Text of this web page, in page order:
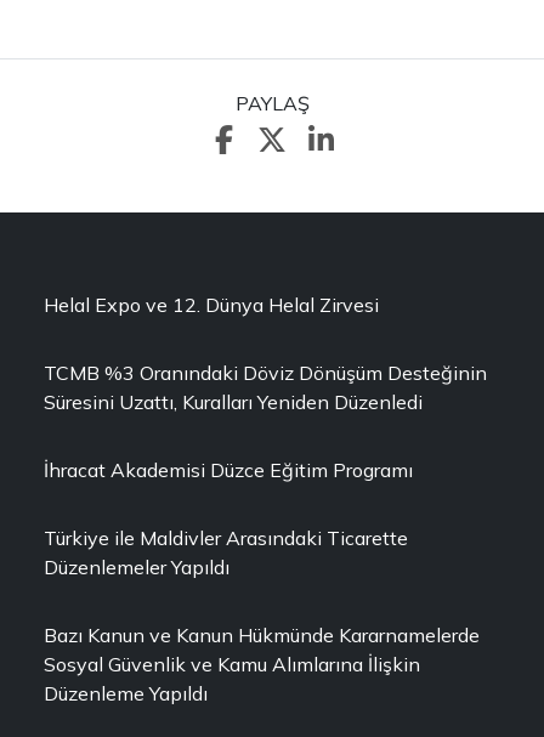
PAYLAŞ
Helal Expo ve 12. Dünya Helal Zirvesi
TCMB %3 Oranındaki Döviz Dönüşüm Desteğinin
Süresini Uzattı, Kuralları Yeniden Düzenledi
İhracat Akademisi Düzce Eğitim Programı
Türkiye ile Maldivler Arasındaki Ticarette
Düzenlemeler Yapıldı
Bazı Kanun ve Kanun Hükmünde Kararnamelerde
Sosyal Güvenlik ve Kamu Alımlarına İlişkin
Düzenleme Yapıldı